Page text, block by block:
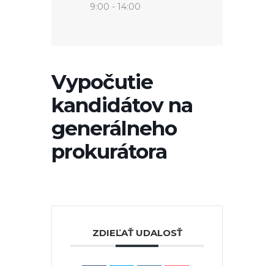
9:00 - 14:00
Vypočutie
kandidátov na
generálneho
prokurátora
ZDIEĽAŤ UDALOSŤ